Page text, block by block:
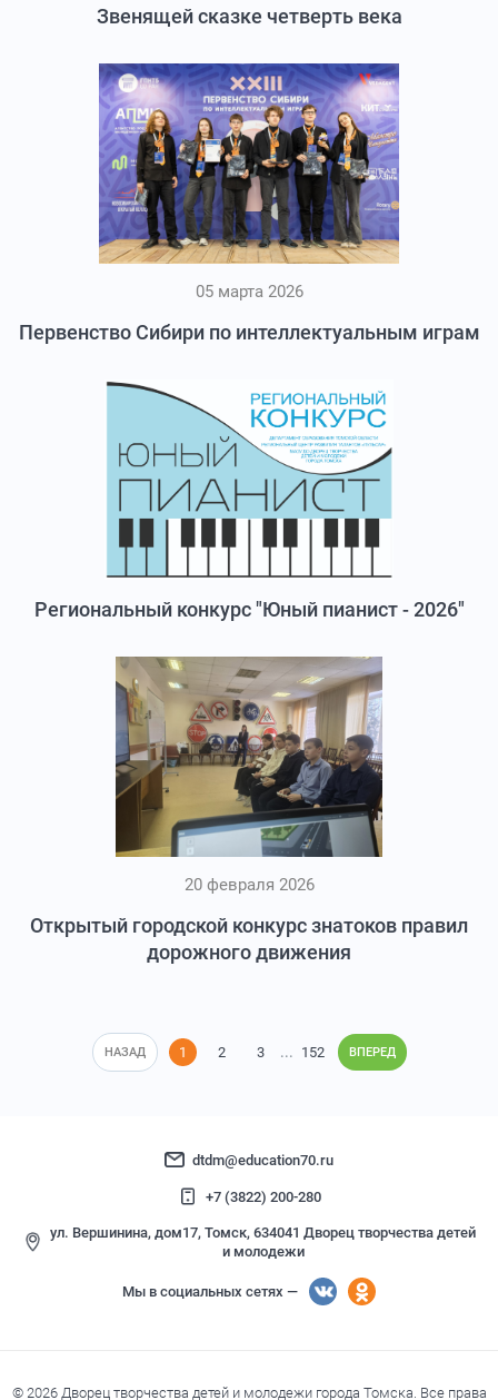
Звенящей сказке четверть века
05 марта 2026
Первенство Сибири по интеллектуальным играм
Региональный конкурс "Юный пианист - 2026"
20 февраля 2026
Открытый городской конкурс знатоков правил
дорожного движения
НАЗАД 1 2 3 ... 152 ВПЕРЕД
dtdm@education70.ru
+7 (3822) 200-280
ул. Вершинина, дом17, Томск, 634041 Дворец творчества детей
и молодежи
Мы в социальных сетях —
© 2026 Дворец творчества детей и молодежи города Томска. Все права